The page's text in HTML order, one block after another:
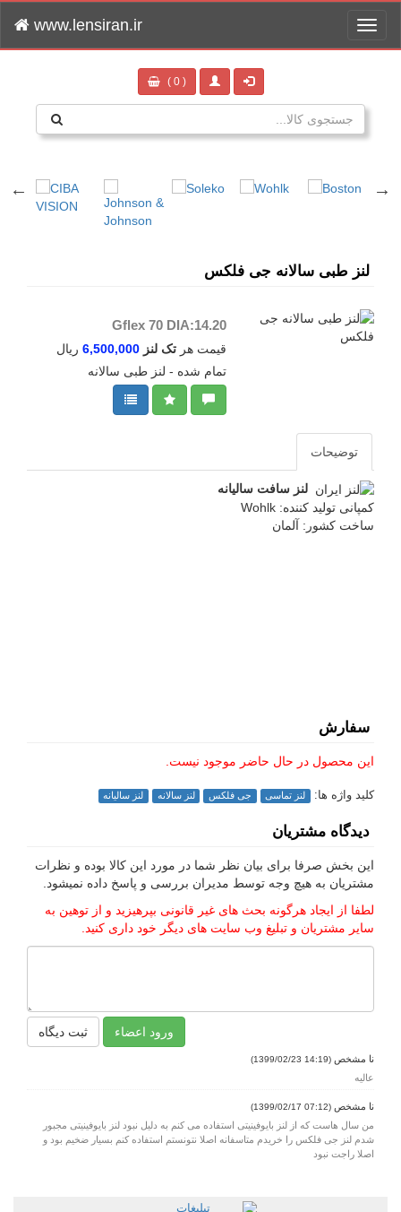
Toggle
www.lensiran.ir
( 0 )
لنز طبی سالانه جی فلکس
Gflex 70 DIA:14.20
قیمت هر تک لنز 6,500,000 ریال
تمام شده - لنز طبی سالانه
توضیحات
لنز سافت سالیانه
کمپانی تولید کننده: Wohlk
ساخت کشور: آلمان
سفارش
این محصول در حال حاضر موجود نیست.
کلید واژه ها: لنز تماسی جی فلکس لنز سالانه لنز سالیانه
دیدگاه مشتریان
این بخش صرفا برای بیان نظر شما در مورد این کالا بوده و نظرات
مشتریان به هیچ وجه توسط مدیران بررسی و پاسخ داده نمیشود.
لطفا از ایجاد هرگونه بحث های غیر قانونی بپرهیزید و از توهین به
سایر مشتریان و تبلیغ وب سایت های دیگر خود داری کنید.
ورود اعضاء ثبت دیگاه
نا مشخص (14:19 1399/02/23)
عالیه
نا مشخص (07:12 1399/02/17)
من سال هاست که از لنز بایوفینیتی استفاده می کنم به دلیل نبود لنز بایوفینیتی مجبور
شدم لنز جی فلکس را خریدم متاسفانه اصلا نتونستم استفاده کنم بسیار ضخیم بود و
اصلا راجت نبود